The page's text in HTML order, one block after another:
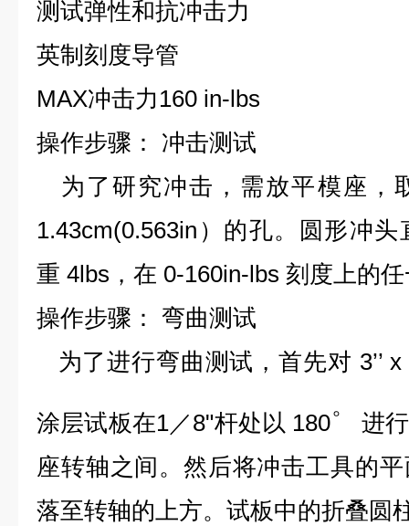
测试弹性和抗冲击力
英制 刻 度导管
MAX冲击力 160 in-lbs
操作步骤：
冲击测试
为了研究冲击，需放平模座，
1.43cm(0.563in ）的孔。圆形冲头
重 4lbs ，在 0-160in-lbs 刻 度上的
操作步骤：
弯曲测试
为了进行弯曲测试，首先对 3’’
涂层试板在1／8"杆处以 180
。
进
座转轴之间。然后将冲击工具的
落至转轴的上方。试板中的折叠圆